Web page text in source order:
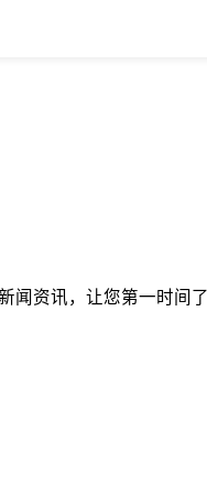
资讯，让您第一时间